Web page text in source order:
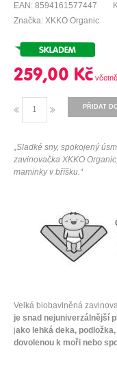
EAN: 8594161577447
Značka: XKKO Organic
259,00 Kč
PŘIDAT
„Sladké sny, spokojený
zavinovačka XKKO
maminky v bříšku.“
Velká biobavlněná
je snad nejuniverzálnější
jako lehká deka,
dovolenou k moři nebo